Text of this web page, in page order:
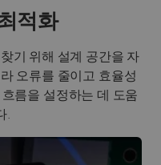
적화
기 위해 설계 공간을 자
오류를 줄이고 효율성
름을 설정하는 데 도움
.